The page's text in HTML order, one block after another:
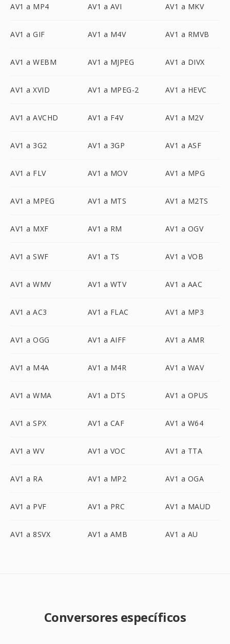
AV1 a MP4 AV1 a AVI AV1 a MKV
AV1 a GIF AV1 a M4V AV1 a RMVB
AV1 a WEBM AV1 a MJPEG AV1 a DIVX
AV1 a XVID AV1 a MPEG-2 AV1 a HEVC
AV1 a AVCHD AV1 a F4V AV1 a M2V
AV1 a 3G2 AV1 a 3GP AV1 a ASF
AV1 a FLV AV1 a MOV AV1 a MPG
AV1 a MPEG AV1 a MTS AV1 a M2TS
AV1 a MXF AV1 a RM AV1 a OGV
AV1 a SWF AV1 a TS AV1 a VOB
AV1 a WMV AV1 a WTV AV1 a AAC
AV1 a AC3 AV1 a FLAC AV1 a MP3
AV1 a OGG AV1 a AIFF AV1 a AMR
AV1 a M4A AV1 a M4R AV1 a WAV
AV1 a WMA AV1 a DTS AV1 a OPUS
AV1 a SPX AV1 a CAF AV1 a W64
AV1 a WV AV1 a VOC AV1 a TTA
AV1 a RA AV1 a MP2 AV1 a OGA
AV1 a PVF AV1 a PRC AV1 a MAUD
AV1 a 8SVX AV1 a AMB AV1 a AU
Conversores específicos